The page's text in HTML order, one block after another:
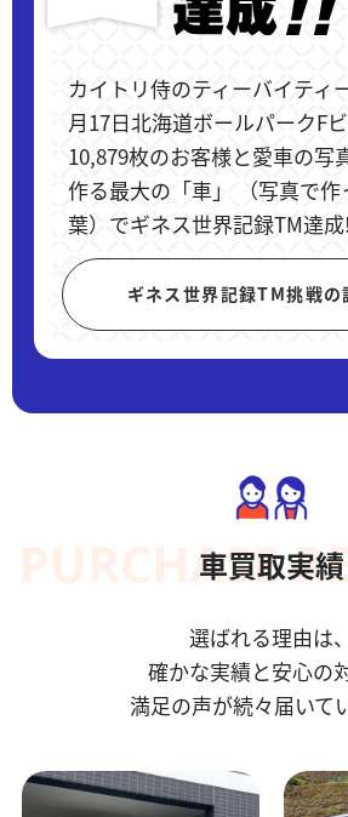
カイトリ侍のティーバイティ
月17日北海道ボールパークFビ
10,879枚のお客様と愛車の写
作る最大の「車」 （写真で
葉）でギネス世界記録TM達成!
ギネス世界記録TM挑戦の
車買取実績
選ばれる理由は、
確かな実績と安心の
満足の声が続々届いて